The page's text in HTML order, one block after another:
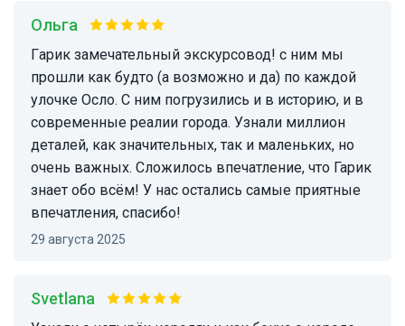
Ольга
Гарик замечательный экскурсовод! с ним мы
прошли как будто (а возможно и да) по каждой
улочке Осло. С ним погрузились и в историю, и в
современные реалии города. Узнали миллион
деталей, как значительных, так и маленьких, но
очень важных. Сложилось впечатление, что Гарик
знает обо всём! У нас остались самые приятные
впечатления, спасибо!
29 августа 2025
Svetlana